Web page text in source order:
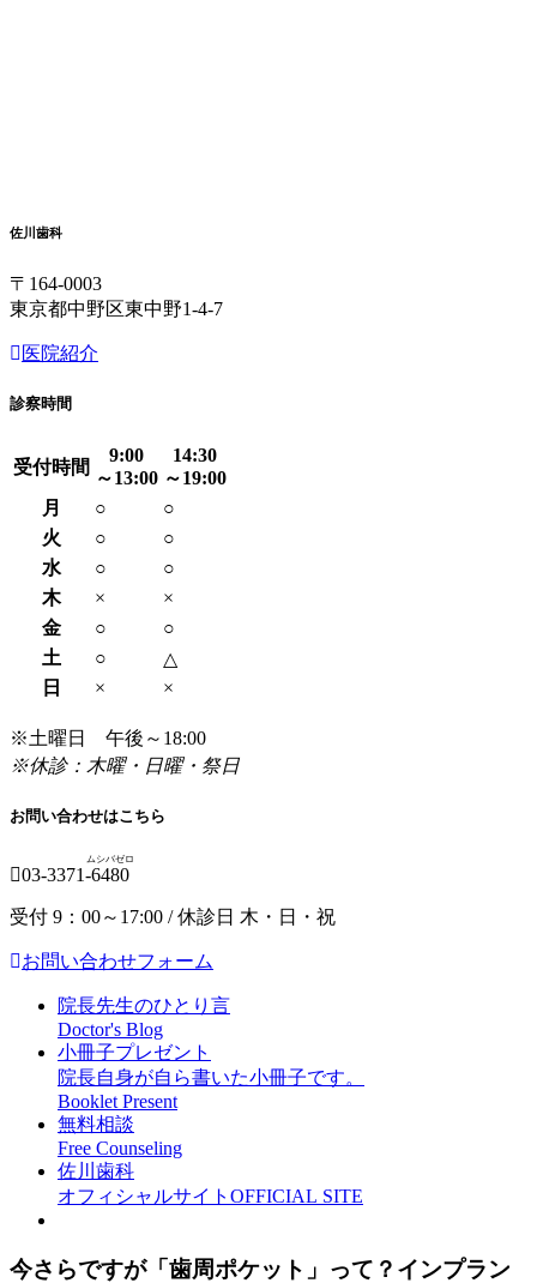
佐川歯科
〒164-0003
東京都中野区東中野1-4-7
医院紹介
診察時間
受付時間
9:00
～13:00
14:30
～19:00
月
○
○
火
○
○
水
○
○
木
×
×
金
○
○
土
○
△
日
× ×
※土曜日 午後～18:00
※休診：木曜・日曜・祭日
お問い合わせはこちら
03-3371-6480
ムシバゼロ
受付 9：00～17:00 / 休診日 木・日・祝
お問い合わせフォーム
院長先生のひとり言
Doctor's Blog
小冊子プレゼント
院長自身が自ら書いた小冊子です。
Booklet Present
無料相談
Free Counseling
佐川歯科
オフィシャルサイト OFFICIAL SITE
今さらですが「歯周ポケット」って？インプラン